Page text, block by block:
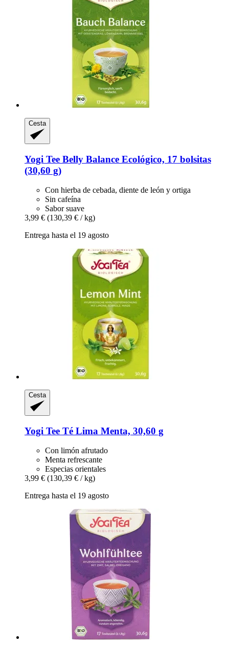
Cesta
Yogi Tee Belly Balance Ecológico, 17 bolsitas
(30,60 g)
Con hierba de cebada, diente de león y ortiga
Sin cafeína
Sabor suave
3,99 € (130,39 € / kg)
Entrega hasta el 19 agosto
Cesta
Yogi Tee Té Lima Menta, 30,60 g
Con limón afrutado
Menta refrescante
Especias orientales
3,99 € (130,39 € / kg)
Entrega hasta el 19 agosto